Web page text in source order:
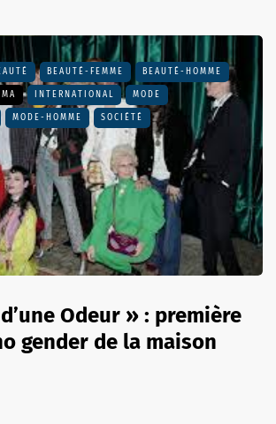
BEAUTÉ-FEMME BEAUTÉ-HOMME
INTERNATIONAL MODE
MODE-HOMME SOCIÉTÉ
Odeur » : première
gender de la maison